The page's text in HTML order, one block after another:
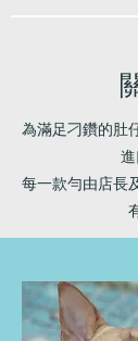
為滿足刁鑽的肚
每一款勻由店長